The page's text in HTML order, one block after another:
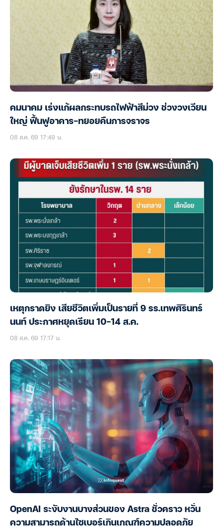
คมนาคม เร่งแก้ผลกระทบรถไฟฟ้าสีม่วง ช่วงวงเวียน
ใหญ่ ฟื้นฟูอาคาร-ทยอยคืนการจราจร
08 ส.ค. 69 17:49 น.
เหตุกราดยิง เสียชีวิตเพิ่มเป็นรายที่ 9 รร.เทพศิรินทร์
นนท์ ประกาศหยุดเรียน 10-14 ส.ค.
08 ส.ค. 69 17:17 น.
OpenAI ระงับงานบางส่วนของ Astra ชั่วคราว หวั่น
ความสามารถด้านไซเบอร์เกินเกณฑ์ความปลอดภัย